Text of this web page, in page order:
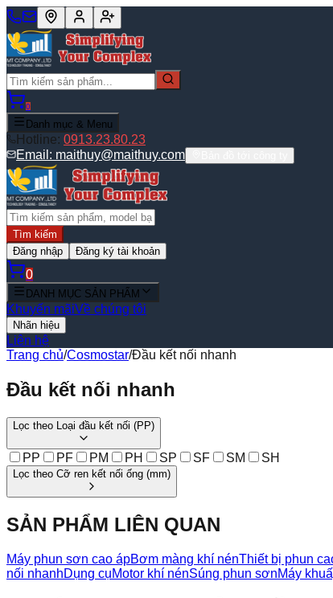
0
Danh mục & Menu
Hotline: 0913.23.80.23
Email: maithuy@maithuy.com
Tìm kiếm
Đăng nhập
Đăng ký tài khoản
0
DANH MỤC SẢN PHẨM
Khuyến mãiVề chúng tôi
Nhãn hiệu
Liên hệ
Trang chủ/Cosmostar/Đầu kết nối nhanh
Đầu kết nối nhanh
Lọc theo Loại đầu kết nối (PP)
PP PF PM PH SP SF SM SH
Lọc theo Cỡ ren kết nối ống (mm)
SẢN PHẨM LIÊN QUAN
Máy phun sơn cao ápBơm màng khí nénThiết bị phun
nối nhanhDụng cụMotor khí nénSúng phun sơnMáy